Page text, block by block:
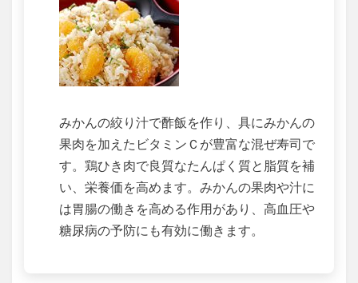
みかんの絞り汁で酢飯を作り、具にみかんの
果肉を加えたビタミンＣが豊富な混ぜ寿司で
す。鶏ひき肉で良質なたんぱく質と脂質を補
い、栄養価を高めます。みかんの果肉や汁に
は胃腸の働きを高める作用があり、高血圧や
糖尿病の予防にも有効に働きます。